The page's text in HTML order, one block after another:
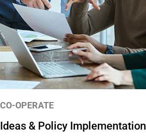
CO-OPERATE
Ideas & Policy Implementation